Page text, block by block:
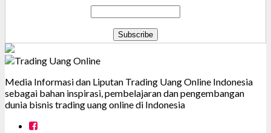
Media Informasi dan Liputan Trading Uang Online Indonesia
sebagai bahan inspirasi, pembelajaran dan pengembangan
dunia bisnis trading uang online di Indonesia